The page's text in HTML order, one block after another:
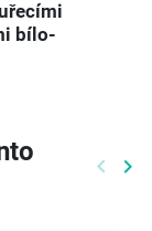
bílo-
keyboard_arrow_left keyboard_arrow_right